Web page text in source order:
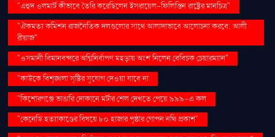
"এহুদ ওলমার্ট কীভাবে তৈরি করেছিলেন ইসরায়েল-ফিলিস্তিন রাষ্ট্রের মানচিত্র"
"ঐকমত্য কমিশন রাজনৈতিক দলগুলোর সাথে আলাদাভাবে আলোচনা করবে: আলী
রীয়াজ"
"ওসমানী বিমানবন্দরে অগ্নিনির্বাপণ মহড়ায় অংশ নিলেন বেবিচক চেয়ারম্যান"
"কাউকে বিশৃঙ্খলা সৃষ্টির সুযোগ দেওয়া যাবে না
"কিশোরগঞ্জে ভাঙারি দোকানে মর্টার শেল দেখতে পেয়ে ৯৯৯-এ কল
"কেনেডি হত্যাকাণ্ডের বিষয়ে ৮০ হাজার পৃষ্ঠার গোপন নথি প্রকাশ"